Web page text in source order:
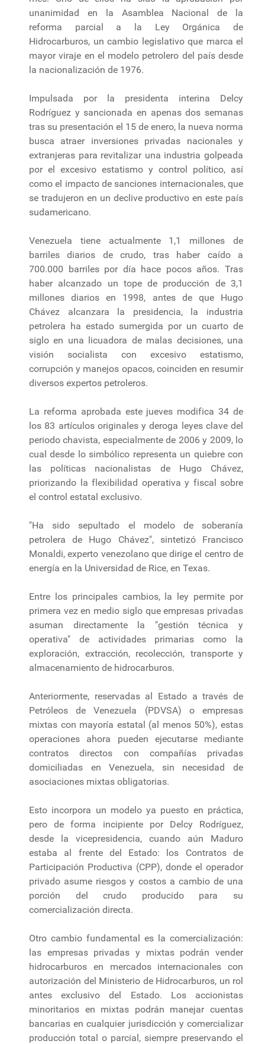
unanimidad en la Asamblea Nacional de la
reforma parcial a la Ley Orgánica de
Hidrocarburos, un cambio legislativo que marca el
mayor viraje en el modelo petrolero del país desde
la nacionalización de 1976.
Impulsada por la presidenta interina Delcy
Rodríguez y sancionada en apenas dos semanas
tras su presentación el 15 de enero, la nueva norma
busca atraer inversiones privadas nacionales y
extranjeras para revitalizar una industria golpeada
por el excesivo estatismo y control político, así
como el impacto de sanciones internacionales, que
se tradujeron en un declive productivo en este país
sudamericano.
Venezuela tiene actualmente 1,1 millones de
barriles diarios de crudo, tras haber caído a
700.000 barriles por día hace pocos años. Tras
haber alcanzado un tope de producción de 3,1
millones diarios en 1998, antes de que Hugo
Chávez alcanzara la presidencia, la industria
petrolera ha estado sumergida por un cuarto de
siglo en una licuadora de malas decisiones, una
visión socialista con excesivo estatismo,
corrupción y manejos opacos, coinciden en resumir
diversos expertos petroleros.
La reforma aprobada este jueves modifica 34 de
los 83 artículos originales y deroga leyes clave del
periodo chavista, especialmente de 2006 y 2009, lo
cual desde lo simbólico representa un quiebre con
las políticas nacionalistas de Hugo Chávez,
priorizando la flexibilidad operativa y fiscal sobre
el control estatal exclusivo.
"Ha sido sepultado el modelo de soberanía
petrolera de Hugo Chávez", sintetizó Francisco
Monaldi, experto venezolano que dirige el centro de
energía en la Universidad de Rice, en Texas.
Entre los principales cambios, la ley permite por
primera vez en medio siglo que empresas privadas
asuman directamente la "gestión técnica y
operativa" de actividades primarias como la
exploración, extracción, recolección, transporte y
almacenamiento de hidrocarburos.
Anteriormente, reservadas al Estado a través de
Petróleos de Venezuela (PDVSA) o empresas
mixtas con mayoría estatal (al menos 50%), estas
operaciones ahora pueden ejecutarse mediante
contratos directos con compañías privadas
domiciliadas en Venezuela, sin necesidad de
asociaciones mixtas obligatorias.
Esto incorpora un modelo ya puesto en práctica,
pero de forma incipiente por Delcy Rodríguez,
desde la vicepresidencia, cuando aún Maduro
estaba al frente del Estado: los Contratos de
Participación Productiva (CPP), donde el operador
privado asume riesgos y costos a cambio de una
porción del crudo producido para su
comercialización directa.
Otro cambio fundamental es la comercialización:
las empresas privadas y mixtas podrán vender
hidrocarburos en mercados internacionales con
autorización del Ministerio de Hidrocarburos, un rol
antes exclusivo del Estado. Los accionistas
minoritarios en mixtas podrán manejar cuentas
bancarias en cualquier jurisdicción y comercializar
producción total o parcial, siempre preservando el